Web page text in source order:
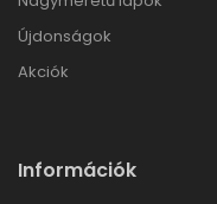
Újdonságok
Akciók
Információk